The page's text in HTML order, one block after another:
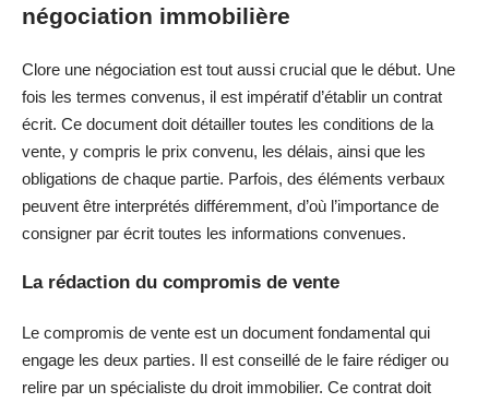
négociation immobilière
Clore une négociation est tout aussi crucial que le début. Une
fois les termes convenus, il est impératif d’établir un contrat
écrit. Ce document doit détailler toutes les conditions de la
vente, y compris le prix convenu, les délais, ainsi que les
obligations de chaque partie. Parfois, des éléments verbaux
peuvent être interprétés différemment, d’où l’importance de
consigner par écrit toutes les informations convenues.
La rédaction du compromis de vente
Le compromis de vente est un document fondamental qui
engage les deux parties. Il est conseillé de le faire rédiger ou
relire par un spécialiste du droit immobilier. Ce contrat doit